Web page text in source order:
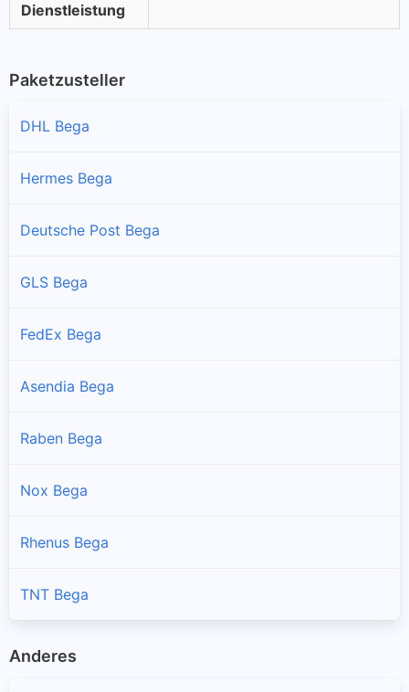
Dienstleistung
Paketzusteller
DHL Bega
Hermes Bega
Deutsche Post Bega
GLS Bega
FedEx Bega
Asendia Bega
Raben Bega
Nox Bega
Rhenus Bega
TNT Bega
Anderes